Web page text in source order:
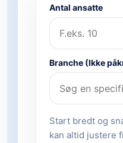
Antal ansatte
Branche (Ikke
Start bredt og
kan altid justere